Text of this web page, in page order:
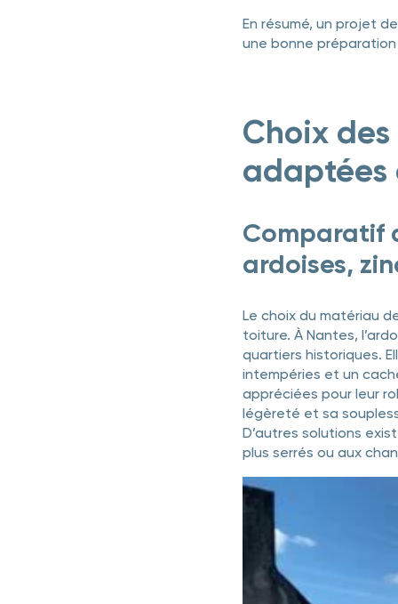
En résumé, un projet
une bonne
Choix
adaptées
Comparatif
ardoises,
Le choix du matériau
toiture. À Nantes,
quartiers historiques.
intempéries et un
appréciées pour leur
légèreté et sa
D’autres solutions
plus serrés ou aux